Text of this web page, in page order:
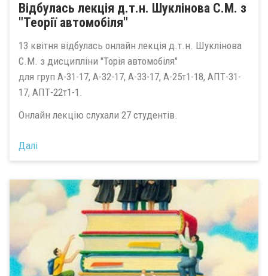
Відбулась лекція д.т.н. Шуклінова С.М. з
"Теорії автомобіля"
13 квітня відбулась онлайн лекція д.т.н. Шуклінова
С.М. з дисципліни "Торія автомобіля"
для груп А-31-17, А-32-17, А-33-17, А-25т1-18, АПТ-31-
17, АПТ-22т1-1.
Онлайн лекцію слухали 27 студентів.
Далі